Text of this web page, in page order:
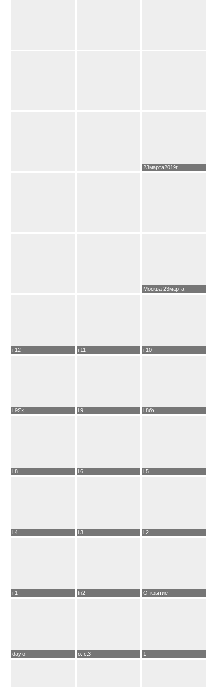
23марта2019г
Москва 23марта
i 12 i 11 i 10
i 9Як i 9 i 8бэ
i 8 i 6 i 5
i 4 i 3 i 2
i 1 tn2 Открытие
day of о. с.3 1